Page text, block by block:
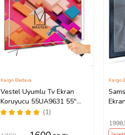
Vestel Uyumlu Tv Ekran
Koruyucu 55UA9631 55''
139 Ekran 4K Smart Android
(1)
Kargo Bedava Kargo
1998